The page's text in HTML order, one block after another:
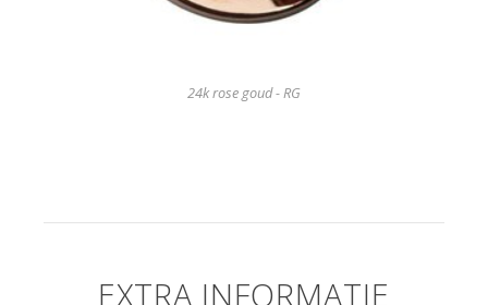
24k rose goud - RG
EXTRA INFORMATIE